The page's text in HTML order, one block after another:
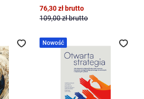
76,30 zł brutto
109,00 złbrutto
Dodaj do ulubionych
Nowość